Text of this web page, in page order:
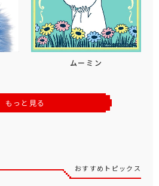
ムーミン
もっと見る
おすすめトピックス